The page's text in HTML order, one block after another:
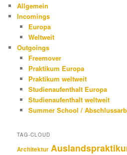
Allgemein
Incomings
Europa
Weltweit
Outgoings
Freemover
Praktikum Europa
Praktikum weltweit
Studienaufenthalt Europa
Studienaufenthalt weltweit
Summer School /
TAG-CLOUD
Architektur